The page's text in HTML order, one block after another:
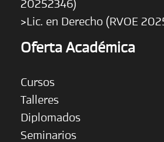
20252346)
>Lic. en Derecho (RVOE
Oferta Académica
Cursos
Talleres
Diplomados
Seminarios